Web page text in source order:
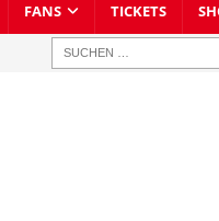
FANS TICKETS